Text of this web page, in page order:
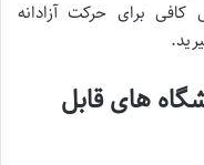
برای حرکت آزادانه
های قابل